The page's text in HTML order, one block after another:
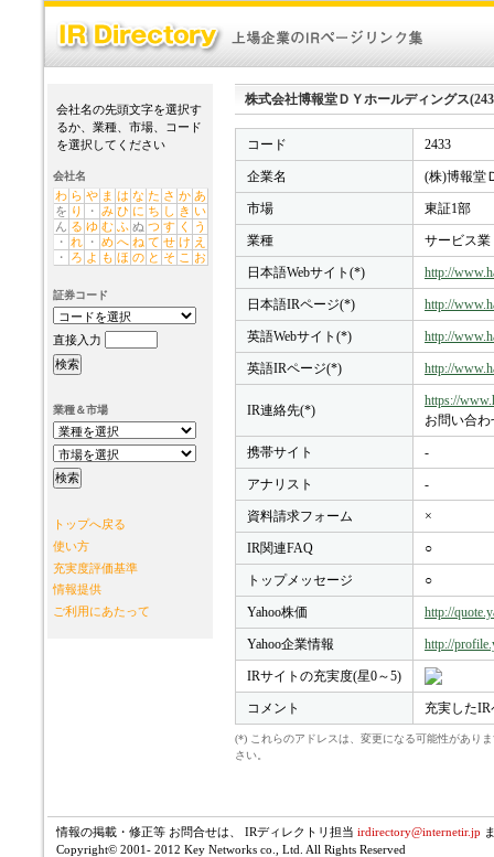
会社名の先頭文字を選択す
るか、業種、市場、コード
を選択してください
会社名
わ ら や ま は な た さ か あ
を り ・ み ひ に ち し き い
ん る ゆ む ふ ぬ つ す く
う
・ れ ・ め へ ね て せ け え
・
ろ よ も ほ の と そ こ お
証券コード
直接入力
業種＆市場
トップへ戻る
使い方
充実度評価基準
情報提供
ご利用にあたって
株式会社博報堂ＤＹホールディングス
コード 2433
企業名 (株)博報堂
市場 東証1部
業種 サービス業
日本語Webサイト(*) http://
日本語IRページ(*) http://
英語Webサイト(*) http://
英語IRページ(*) http://
IR連絡先(*)
https://
お問い合
携帯サイト -
アナリスト -
資料請求フォーム ×
IR関連FAQ ○
トップメッセージ ○
Yahoo株価 http://
Yahoo企業情報 http://
IRサイトの充実度(星0～5)
コメント 充実した
(*) これらのアドレスは、変更になる可能性があり
さい。
情報の掲載・修正等 お問合せは、 IRディレクトリ担当 irdirectory@internetir.jp
Copyright© 2001- 2012 Key Networks co., Ltd. All Rights Reserved